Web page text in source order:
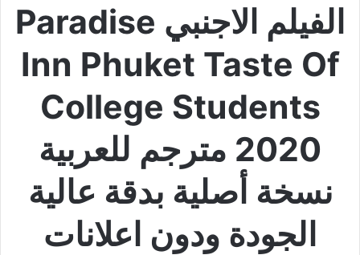
الفيلم الاجنبي Paradise
Inn Phuket Taste Of
College Students
2020 مترجم للعربية
نسخة أصلية بدقة عالية
الجودة ودون اعلانات